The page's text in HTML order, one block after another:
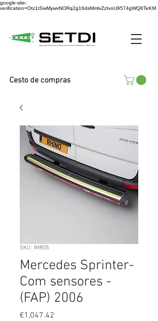
google-site-
verification=Otz1tSwMywvNORq2g16dsMmlvZzIvoU9574gWQ8TeKM
Cesto de compras
SKU: IMR05
Mercedes Sprinter-
Com sensores -
(FAP) 2006
€1,047.42